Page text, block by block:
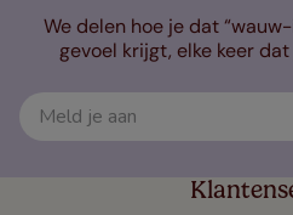
We delen hoe je dat
gevoel krijgt, elke keer